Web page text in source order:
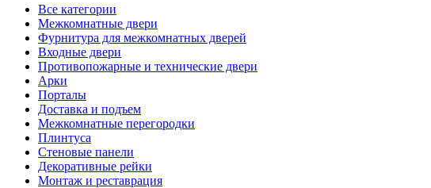
Все категории
Межкомнатные двери
Фурнитура для межкомнатных дверей
Входные двери
Противопожарные и технические двери
Арки
Порталы
Доставка и подъем
Межкомнатные перегородки
Плинтуса
Стеновые панели
Декоративные рейки
Монтаж и реставрация